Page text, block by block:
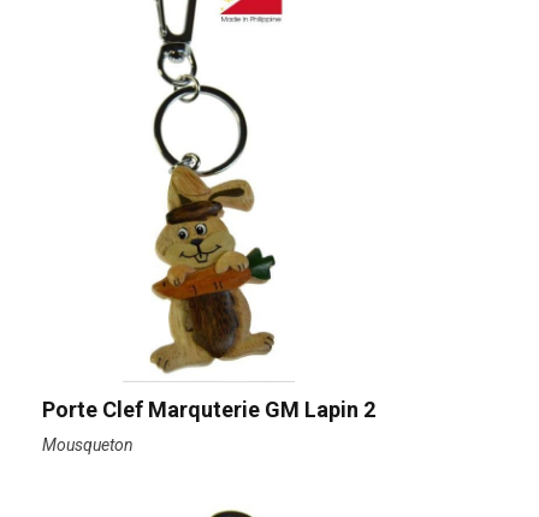
Porte Clef Marquterie GM Lapin 2
Mousqueton